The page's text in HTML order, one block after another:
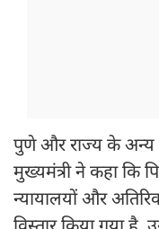
पुणे और राज्य के अन्य
मुख्यमंत्री ने कहा कि
न्यायालयों और